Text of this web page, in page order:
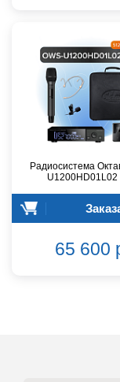
Радиосистема
U1200HD01L02
65 600